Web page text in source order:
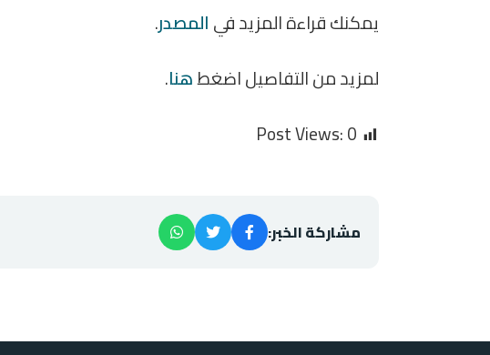
يمكنك قراءة المزيد فيالمصدر.
لمزيد من التفاصيل اضغطهنا.
Post Views:0
مشاركة الخبر: